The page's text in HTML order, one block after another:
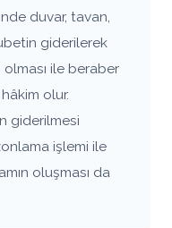
duvar, tavan,
giderilerek
ile beraber
olur.
giderilmesi
işlemi ile
oluşması da